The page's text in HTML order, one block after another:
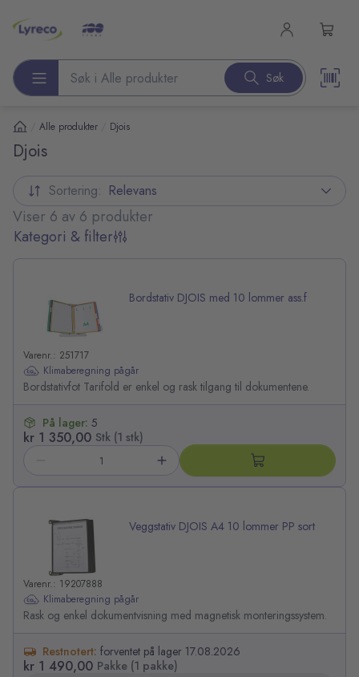
Søk etter produkter Søk
Alle produkter Djois
Djois
Kategori & filter
Viser 6 av 6 produkter
Sortering: Relevans
Bordstativ DJOIS med 10 lommer ass.f
Varenr.: 251717
Klimaberegning pågår
Bordstativfot Tarifold er enkel og rask tilgang til dokumentene.
kr 1 350,00 Stk (1 stk)
På lager: 5
Veggstativ DJOIS A4 10 lommer PP sort
Varenr.: 19207888
Klimaberegning pågår
Rask og enkel dokumentvisning med magnetisk monteringssystem.
kr 1 490,00 Pakke (1 pakke)
Restnotert: forventet på lager 17.08.2026